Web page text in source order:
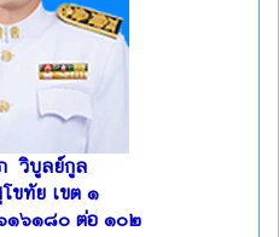
วิบูลย์กูล
ขทัย เขต ๑
๑๖๑๘๐ ต่อ ๑๐๒